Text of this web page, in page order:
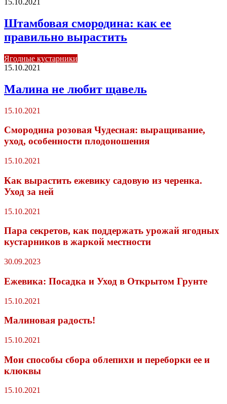
15.10.2021
Штамбовая смородина: как ее
правильно вырастить
Ягодные кустарники
15.10.2021
Малина не любит щавель
15.10.2021
Смородина розовая Чудесная: выращивание,
уход, особенности плодоношения
15.10.2021
Как вырастить ежевику садовую из черенка.
Уход за ней
15.10.2021
Пара секретов, как поддержать урожай ягодных
кустарников в жаркой местности
30.09.2023
Ежевика: Посадка и Уход в Открытом Грунте
15.10.2021
Малиновая радость!
15.10.2021
Мои способы сбора облепихи и переборки ее и
клюквы
15.10.2021